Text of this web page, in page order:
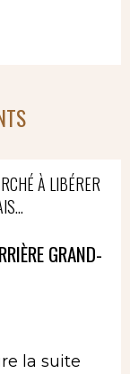
À LIBÉRER
GRAND-
la suite